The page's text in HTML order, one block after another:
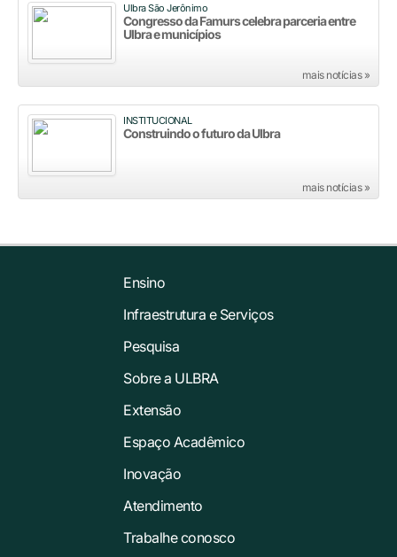
Ulbra São Jerônimo
Congresso da Famurs celebra parceria entre
Ulbra e municípios
mais notícias »
INSTITUCIONAL
Construindo o futuro da Ulbra
mais notícias »
Ensino
Infraestrutura e Serviços
Pesquisa
Sobre a ULBRA
Extensão
Espaço Acadêmico
Inovação
Atendimento
Trabalhe conosco